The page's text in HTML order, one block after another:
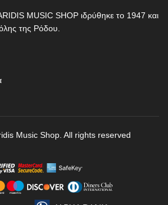
MUSIC SHOP ιδρύθηκε το 1947 και
της Ρόδου.
Music Shop. All rights reserved